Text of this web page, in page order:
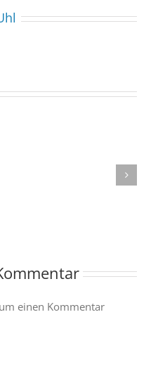
begeistert
Publikum
einen Kommentar